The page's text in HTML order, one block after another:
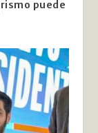
puede